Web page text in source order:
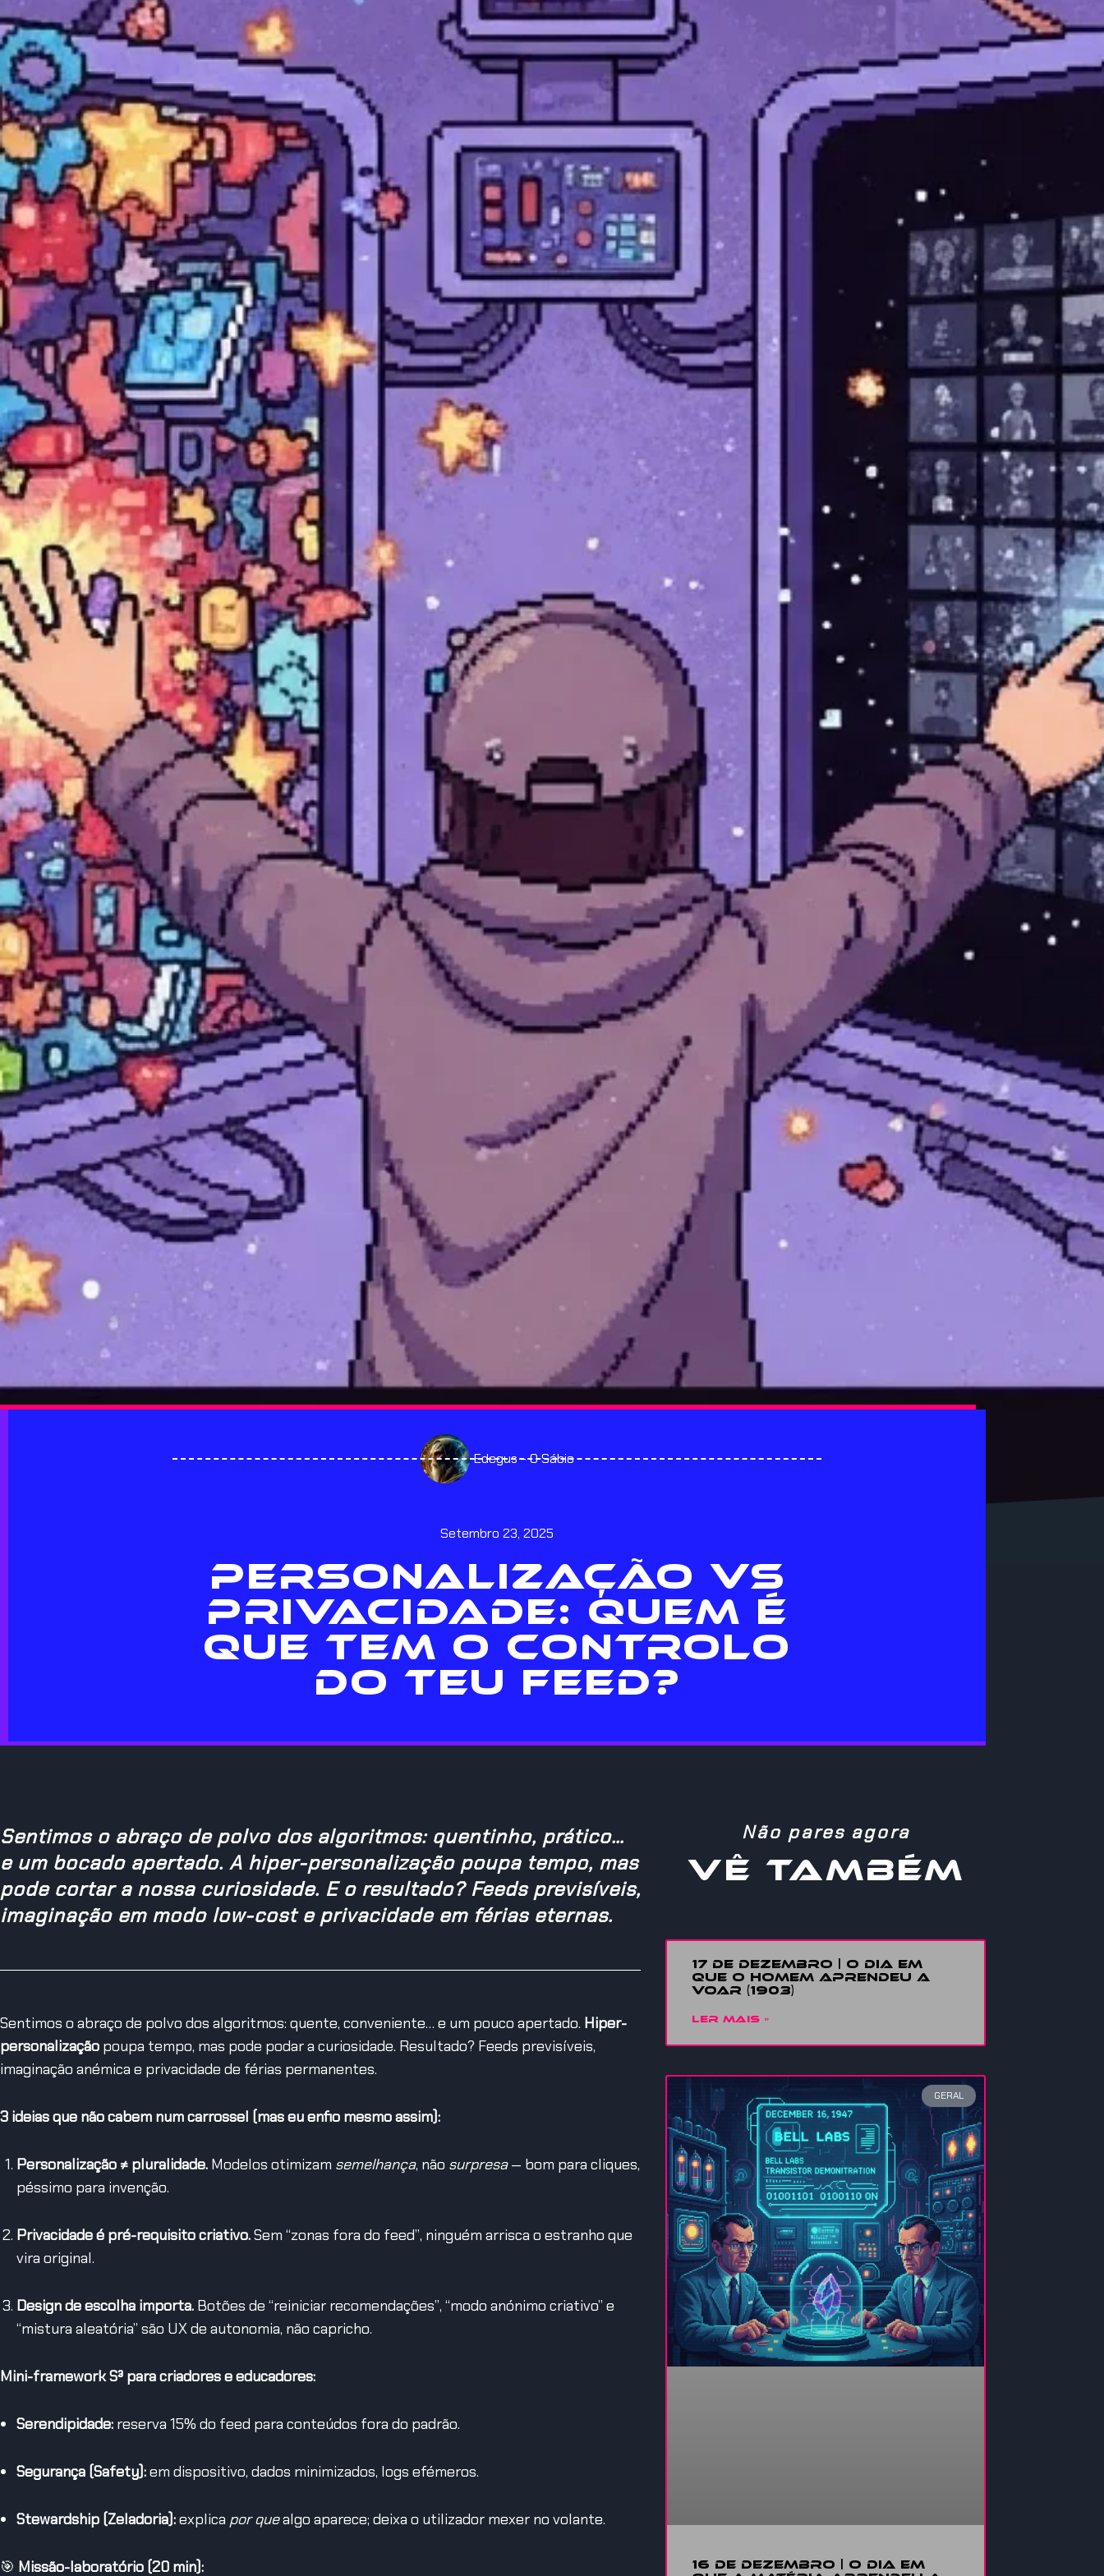
Edegus - O Sábio
Setembro 23, 2025
PERSONALIZAÇÃO VS
PRIVACIDADE: QUEM É
QUE TEM O CONTROLO
DO TEU FEED?
Sentimos o abraço de polvo dos algoritmos: quentinho, prático…
e um bocado apertado. A hiper-personalização poupa tempo, mas
pode cortar a nossa curiosidade. E o resultado? Feeds previsíveis,
imaginação em modo low-cost e privacidade em férias eternas.
Sentimos o abraço de polvo dos algoritmos: quente, conveniente… e um pouco apertado. Hiper-
personalização poupa tempo, mas pode podar a curiosidade. Resultado? Feeds previsíveis,
imaginação anémica e privacidade de férias permanentes.
3 ideias que não cabem num carrossel (mas eu enfio mesmo assim):
Personalização ≠ pluralidade. Modelos otimizam semelhança, não surpresa— bom para cliques,
péssimo para invenção.
Privacidade é pré-requisito criativo.Sem “zonas fora do feed”, ninguém arrisca o estranho que
vira original.
Design de escolha importa. Botões de “reiniciar recomendações”, “modo anónimo criativo” e
“mistura aleatória” são UX de autonomia, não capricho.
Mini-framework S³ para criadores e educadores:
Serendipidade: reserva 15% do feed para conteúdos fora do padrão.
Segurança (Safety):em dispositivo, dados minimizados, logs efémeros.
Stewardship (Zeladoria):explica por quealgo aparece; deixa o utilizador mexer no volante.
🎯 Missão-laboratório (20 min):
Não pares agora
VÊ TAMBÉM
17 DE DEZEMBRO | O DIA EM
QUE O HOMEM APRENDEU A
VOAR (1903)
LER MAIS »
GERAL
16 DE DEZEMBRO | O DIA EM